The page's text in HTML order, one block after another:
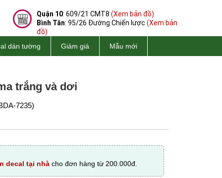
Quận 10: 609/21 CMT8 (Xem bản đồ)
Bình Tân: 95/26 Đường Chiến lược (Xem bản
đồ)
dán tường Giảm giá Mẫu mới
trắng và dơi
7235)
decal tại nhà cho đơn hàng từ 200.000đ.